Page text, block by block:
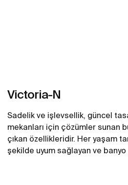
Victoria-N
Sadelik ve işlevsellik, güncel
mekanları için çözümler sunan
çıkan özellikleridir. Her yaşam
şekilde uyum sağlayan ve banyo